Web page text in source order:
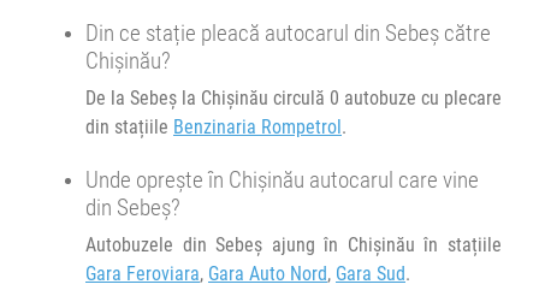
07:00 Chișinău Gara Auto Nord
Durată:
30
Zile de circulație:
Din ce stație pleacă autocarul din Sebeș către
Chișinău?
De la Sebeș la Chișinău circulă 0 autobuze cu plecare
din stațiile Benzinaria Rompetrol.
Unde oprește în Chișinău autocarul care vine
din Sebeș?
Autobuzele din Sebeș ajung în Chișinău în stațiile
Gara Feroviara, Gara Auto Nord, Gara Sud.